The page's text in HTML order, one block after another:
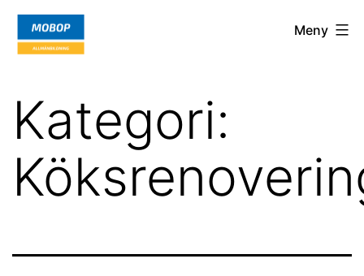
Hoppa
Mobop.org Meny
Kategori: